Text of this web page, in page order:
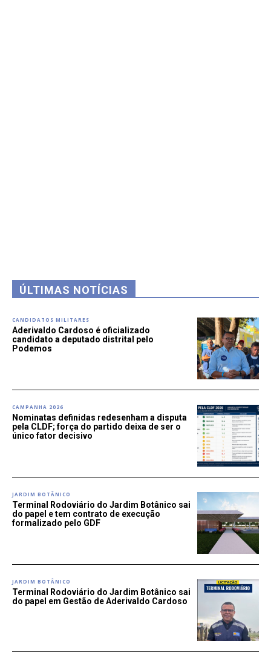
ÚLTIMAS NOTÍCIAS
CANDIDATOS MILITARES
Aderivaldo Cardoso é oficializado
candidato a deputado distrital pelo
Podemos
CAMPANHA 2026
Nominatas definidas redesenham a disputa
pela CLDF; força do partido deixa de ser o
único fator decisivo
JARDIM BOTÂNICO
Terminal Rodoviário do Jardim Botânico sai
do papel e tem contrato de execução
formalizado pelo GDF
JARDIM BOTÂNICO
Terminal Rodoviário do Jardim Botânico sai
do papel em Gestão de Aderivaldo Cardoso